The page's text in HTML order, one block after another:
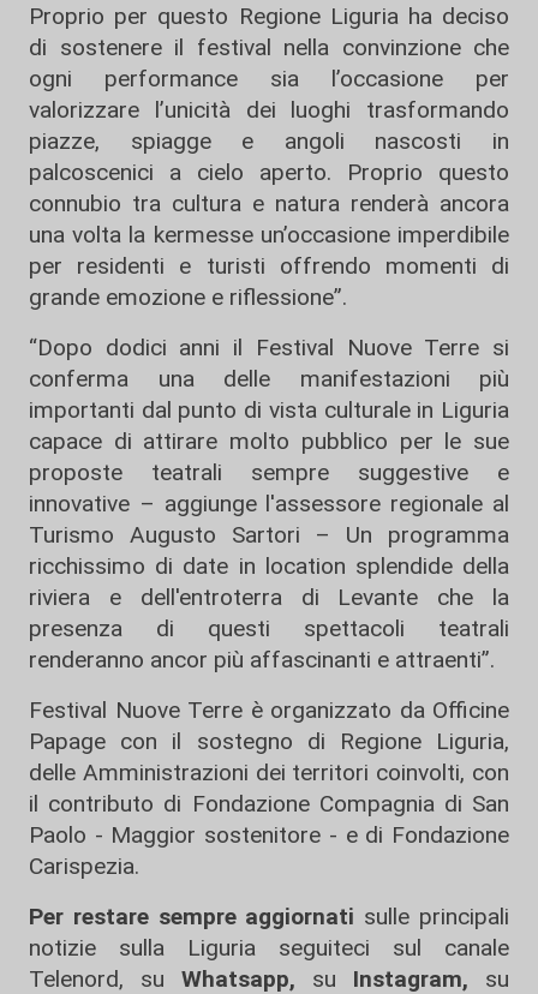
Proprio per questo Regione Liguria ha deciso
di sostenere il festival nella convinzione che
ogni performance sia l’occasione per
valorizzare l’unicità dei luoghi trasformando
piazze, spiagge e angoli nascosti in
palcoscenici a cielo aperto. Proprio questo
connubio tra cultura e natura renderà ancora
una volta la kermesse un’occasione imperdibile
per residenti e turisti offrendo momenti di
grande emozione e riflessione”.
“Dopo dodici anni il Festival Nuove Terre si
conferma una delle manifestazioni più
importanti dal punto di vista culturale in Liguria
capace di attirare molto pubblico per le sue
proposte teatrali sempre suggestive e
innovative – aggiunge l'assessore regionale al
Turismo Augusto Sartori – Un programma
ricchissimo di date in location splendide della
riviera e dell'entroterra di Levante che la
presenza di questi spettacoli teatrali
renderanno ancor più affascinanti e attraenti”.
Festival Nuove Terre è organizzato da Officine
Papage con il sostegno di Regione Liguria,
delle Amministrazioni dei territori coinvolti, con
il contributo di Fondazione Compagnia di San
Paolo - Maggior sostenitore - e di Fondazione
Carispezia.
Per restare sempre aggiornati sulle principali
notizie sulla Liguria seguiteci sul canale
Telenord, su
Whatsapp, su Instagram, su